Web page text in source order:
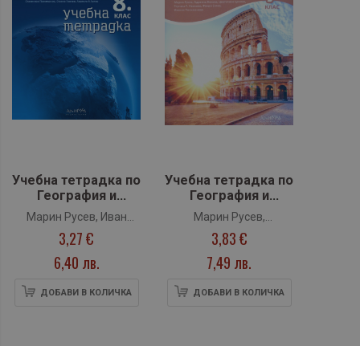
Учебна тетрадка по
География и
икономика за 8.
клас (Архимед)
Марин Русев, Иван
Дреновски, Гергана
Иванова, Станислав
Полименов, Станчо
Генчев, Анатолий
3,27 €
6,40 лв.
ДОБАВИ В КОЛИЧКА
Учебна тетрадка по
География и
икономика за 7.
клас (Архимед)
Марин Русев,
Цветелина Ценова,
Гергана Иванова, Фикри
Еллез, Иванка
Полименова, Адреяна
3,83 €
7,49 лв.
ДОБАВИ В КОЛИЧКА